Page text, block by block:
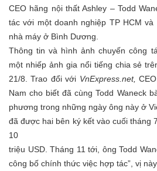
CEO hãng nội thất Ashley – Todd
tác với một doanh nghiệp TP HCM
nhà máy ở Bình Dương.
Thông tin và hình ảnh chuyến công
một nhiếp ảnh gia nổi tiếng chia sẻ
21/8. Trao đổi với VnExpress.net,
Nam cho biết đã cùng Todd Waneck
phương trong những ngày ông này ở
đã được hai bên ký kết vào cuối tháng
10
triệu USD. Tháng 11 tới, ông Todd
công bố chính thức việc hợp tác”, vị này